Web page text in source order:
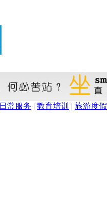
日常服务 | 教育培训 | 旅游度假